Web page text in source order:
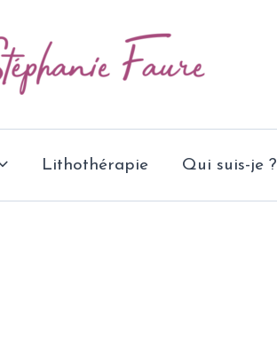
Lithothérapie Qui suis-je ?